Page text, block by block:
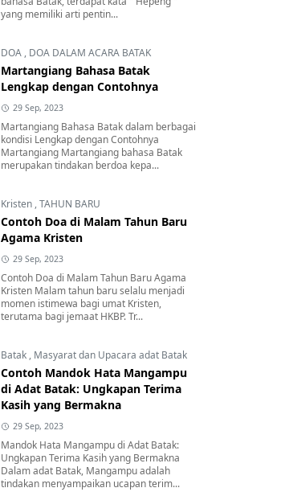
yang memiliki arti pentin...
DOA , DOA DALAM ACARA BATAK
Martangiang Bahasa Batak
Lengkap dengan Contohnya
29 Sep, 2023
Martangiang Bahasa Batak dalam berbagai
kondisi Lengkap dengan Contohnya
Martangiang Martangiang bahasa Batak
merupakan tindakan berdoa kepa...
Kristen ,TAHUN BARU
Contoh Doa di Malam Tahun Baru
Agama Kristen
29 Sep, 2023
Contoh Doa di Malam Tahun Baru Agama
Kristen Malam tahun baru selalu menjadi
momen istimewa bagi umat Kristen,
terutama bagi jemaat HKBP. Tr...
Batak , Masyarat dan Upacara adat Batak
Contoh Mandok Hata Mangampu
di Adat Batak: Ungkapan Terima
Kasih yang Bermakna
29 Sep, 2023
Mandok Hata Mangampu di Adat Batak:
Ungkapan Terima Kasih yang Bermakna
Dalam adat Batak, Mangampu adalah
tindakan menyampaikan ucapan terim...